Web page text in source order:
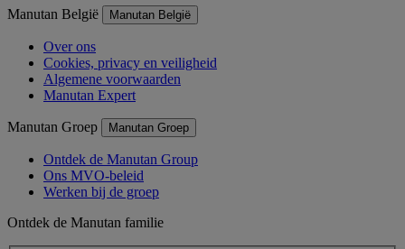
Manutan België Manutan België
Over ons
Cookies, privacy en veiligheid
Algemene voorwaarden
Manutan Expert
Manutan Groep Manutan Groep
Ontdek de Manutan Group
Ons MVO-beleid
Werken bij de groep
Ontdek de Manutan familie